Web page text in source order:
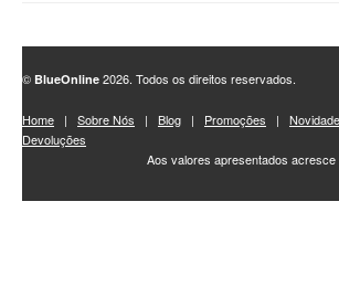
© BlueOnline 2026. Todos os direitos reservados.
Home | Sobre Nós | Blog | Promoções |
Devoluções
Aos valores apresentados acresce